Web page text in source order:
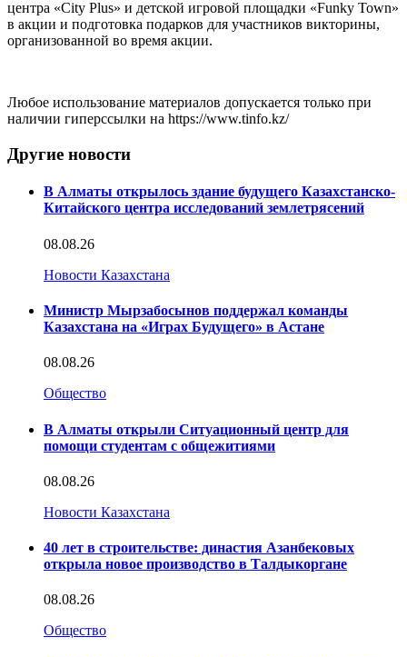
центра «City Plus» и детской игровой площадки «Funky Town»
в акции и подготовка подарков для участников викторины,
организованной во время акции.
Любое использование материалов допускается только при
наличии гиперссылки на https://www.tinfo.kz/
Другие новости
В Алматы открылось здание будущего Казахстанско-
Китайского центра исследований землетрясений
08.08.26
Новости Казахстана
Министр Мырзабосынов поддержал команды
Казахстана на «Играх Будущего» в Астане
08.08.26
Общество
В Алматы открыли Ситуационный центр для
помощи студентам с общежитиями
08.08.26
Новости Казахстана
40 лет в строительстве: династия Азанбековых
открыла новое производство в Талдыкоргане
08.08.26
Общество